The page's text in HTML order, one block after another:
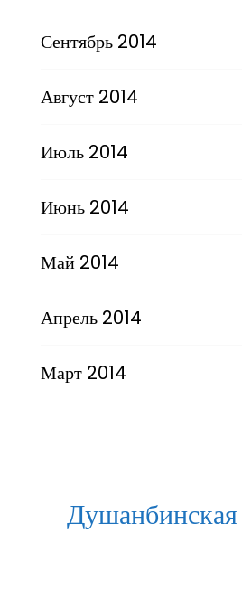
Сентябрь 2014
Август 2014
Июль 2014
Июнь 2014
Май 2014
Апрель 2014
Март 2014